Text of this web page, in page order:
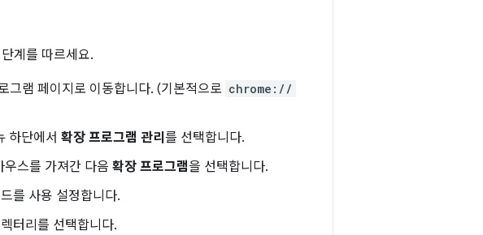
계를 따르세요.
그램 페이지로 이동합니다. (기본적으로 chrome://
하단에서 확장 프로그램 관리 를 선택합니다.
우스를 가져간 다음 확장 프로그램을 선택합니다.
를 사용 설정합니다.
터리를 선택합니다.